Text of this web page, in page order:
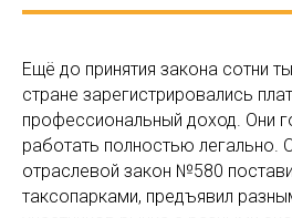
Ещё до принятия закона сотни
стране зарегистрировались
профессиональный доход. Они
работать полностью легально.
отраслевой закон №580
таксопарками, предъявил